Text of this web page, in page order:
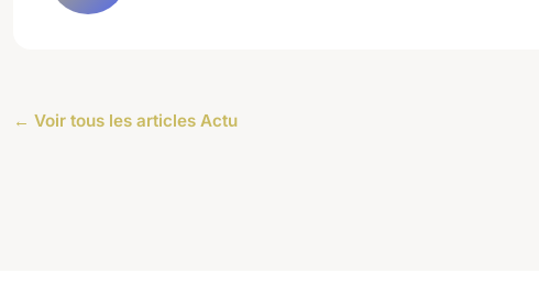
← Voir tous les articles Actu